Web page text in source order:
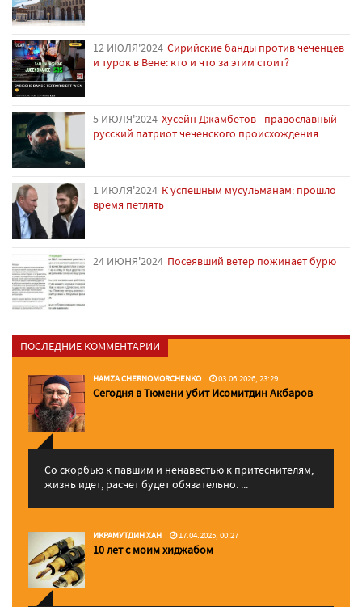
12 ИЮЛЯ'2024 Сирийские банды против чеченцев
и турок в Вене: кто и что за этим стоит?
5 ИЮЛЯ'2024 Хусейн Джамбетов - православный
русский патриот чеченского происхождения
1 ИЮЛЯ'2024 К успешным мусульманам: прошло
время петлять
24 ИЮНЯ'2024 Посеявший ветер пожинает бурю
ПОСЛЕДНИЕ КОММЕНТАРИИ
HAMZA CHERNOMORCHENKO 03.06.2026, 23:29
Сегодня в Тюмени убит Исомитдин Акбаров
Со скорбью к павшим и ненавестью к притеснителям,
жизнь идет, расчет будет обязательно. ...
ИКРАМУТДИН ХАН 17.04.2025, 00:27
10 лет с моим хиджабом